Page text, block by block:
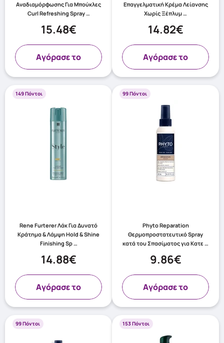
Αναδιαμόρφωσης Για Μπούκλες
Curl Refreshing Spray …
15.48€
Aγόρασε το
Επαγγελματική Κρέμα Λείανσης
Χωρίς Ξέπλυμ …
14.82€
Aγόρασε το
149 Πόντοι
Rene Furterer Λάκ Για Δυνατό
Κράτημα & Λάμψη Hold & Shine
Finishing Sp …
14.88€
Aγόρασε το
99 Πόντοι
Phyto Reparation
Θερμοπροστατευτικό Spray
κατά του Σπασίματος για Κατε …
9.86€
Aγόρασε το
99 Πόντοι 153 Πόντοι